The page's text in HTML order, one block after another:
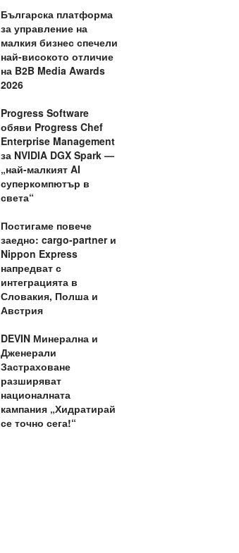
Българска платформа
за управление на
малкия бизнес спечели
най-високото отличие
на B2B Media Awards
2026
Progress Software
обяви Progress Chef
Enterprise Management
за NVIDIA DGX Spark —
„най-малкият AI
суперкомпютър в
света“
Постигаме повече
заедно: cargo-partner и
Nippon Express
напредват с
интеграцията в
Словакия, Полша и
Австрия
DEVIN Минерална и
Дженерали
Застраховане
разширяват
националната
кампания „Хидратирай
се точно сега!“